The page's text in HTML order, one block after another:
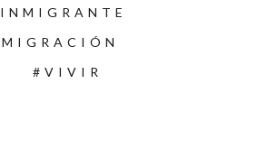
INMIGRANTE
MIGRACIÓN
VIVIR